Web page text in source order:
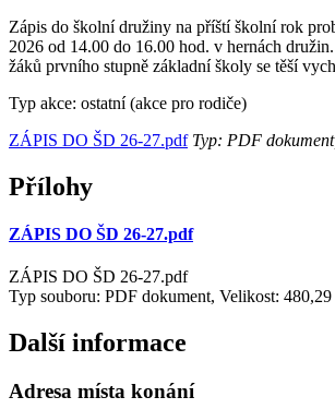
Zápis do školní družiny na příští školní rok
2026 od 14.00 do 16.00 hod. v hernách
žáků prvního stupně základní školy se těší
Typ akce: ostatní (akce pro rodiče)
ZÁPIS DO ŠD 26-27.pdfTyp: PDF
Přílohy
ZÁPIS DO ŠD 26-27.pdf
ZÁPIS DO ŠD 26-27.pdf
Typ souboru: PDF dokument, Velikost:
Další informace
Adresa místa konání